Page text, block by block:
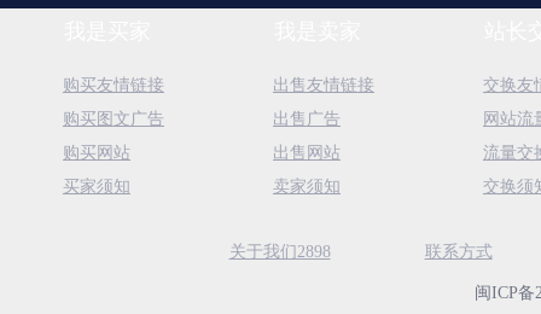
购买友情链接
购买图文广告
购买网站
买家须知
出售友情链接
出售广告
出售网站
卖家须知
交换友
网站流
流量交
交换须
关于我们2898 联系方式
闽ICP备